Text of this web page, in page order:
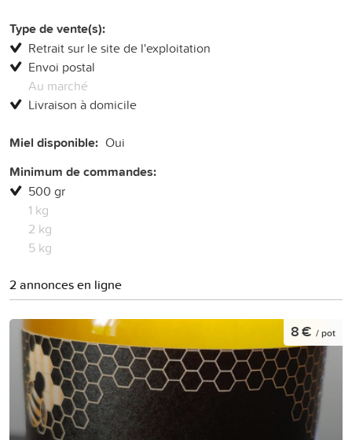
Type de vente(s):
Retrait sur le site de l'exploitation
Envoi postal
Au marché
Livraison à domicile
Miel disponible: Oui
Minimum de commandes:
500 gr
1 kg
2 kg
5 kg
2 annonces en ligne
8 € / pot